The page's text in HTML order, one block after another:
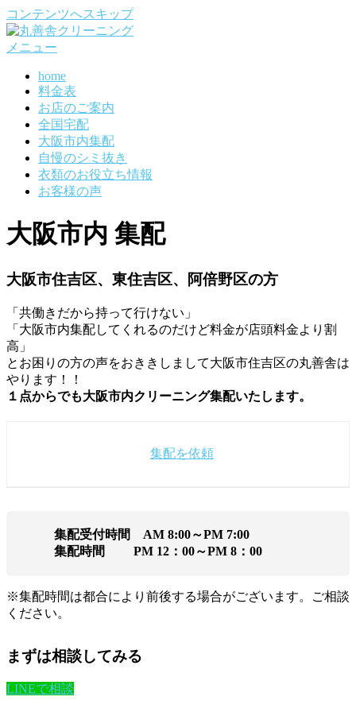
コンテンツへスキップ
メニュー
home
料金表
お店のご案内
全国宅配
大阪市内集配
自慢のシミ抜き
衣類のお役立ち情報
お客様の声
大阪市内 集配
大阪市住吉区、東住吉区、阿倍野区の方
「共働きだから持って行けない」
「大阪市内集配してくれるのだけど料金が店頭料金より割
高」
とお困りの方の声をおききしまして大阪市住吉区の丸善舎は
やります！！
１点からでも大阪市内クリーニング集配いたします。
集配を依頼
集配受付時間 AM 8:00～PM 7:00
集配時間 PM 12：00～PM 8：00
※集配時間は都合により前後する場合がございます。ご相談
ください。
まずは相談してみる
LINEで相談